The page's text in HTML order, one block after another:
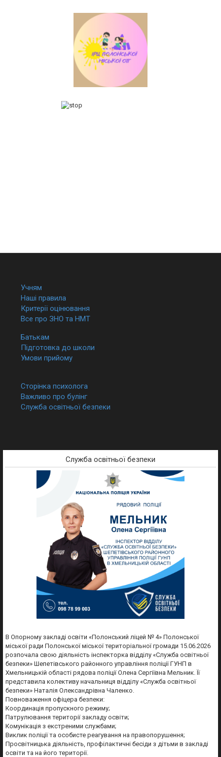
Учням
Наші правила
Критерії оцінювання
Все про ЗНО та НМТ
Батькам
Підготовка до школи
Умови прийому
Сторінка психолога
Важливо про булінг
Служба освітньої безпеки
Служба освітньої безпеки
В Опорному закладі освіти «Полонський ліцей № 4» Полонської
міської ради Полонської міської територіальної громади 15.06.2026
розпочала свою діяльність інспекторка відділу «Служба освітньої
безпеки» Шепетівського районного управління поліції ГУНП в
Хмельницькій області рядова поліції Олена Сергіївна Мельник. Її
представила колективу начальниця відділу «Служба освітньої
безпеки» Наталія Олександрівна Чаленко.
Повноваження офіцера безпеки:
Координація пропускного режиму;
Патрулювання території закладу освіти;
Комунікація з екстреними службами;
Виклик поліції та особисте реагування на правопорушення;
Просвітницька діяльність, профілактичні бесіди з дітьми в закладі
освіти та на його території.